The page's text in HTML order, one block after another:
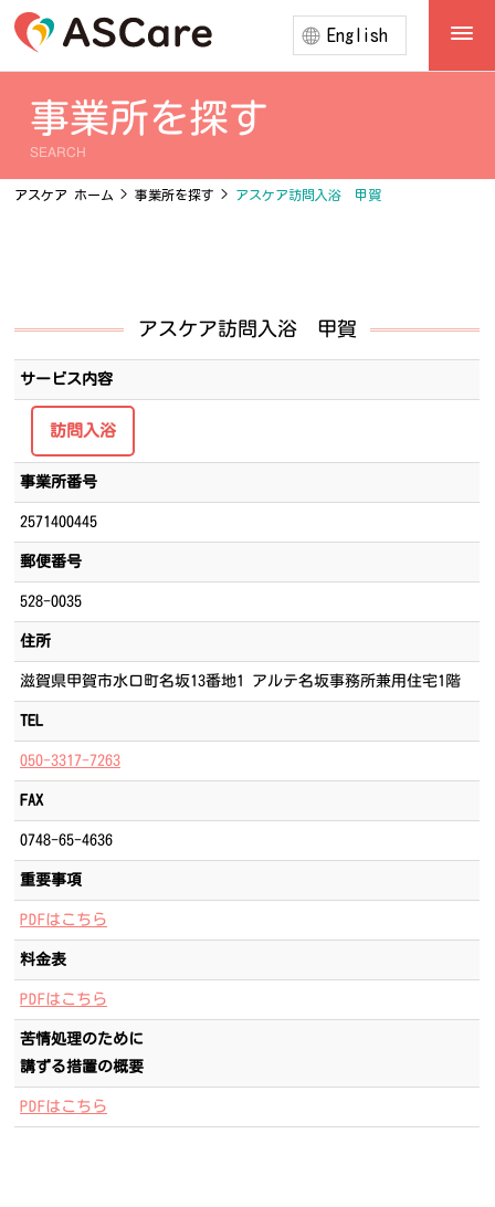
English
事業所を探す
SEARCH
アスケア ホーム > 事業所を探す > アスケア訪問入浴 甲賀
アスケア訪問入浴 甲賀
サービス内容
訪問入浴
事業所番号
2571400445
郵便番号
528-0035
住所
滋賀県甲賀市水口町名坂13番地1 アルテ名坂事務所兼用住宅1階
TEL
050-3317-7263
FAX
0748-65-4636
重要事項
PDFはこちら
料金表
PDFはこちら
苦情処理のために
講ずる措置の概要
PDFはこちら